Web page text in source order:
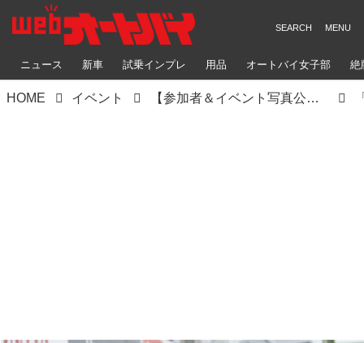
ニュース 新車 試乗インプレ 用品 オートバイ女子部 絶
HOME イベント 【参加者＆イベント写真公開！】ステージイベント復活♪ 雨のアップガレージライダースBIKE!BIKE!BIKE2022（梅本まどか）